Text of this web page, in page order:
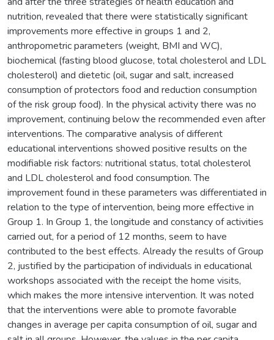
nutrition, revealed that there were statistically significant
improvements more effective in groups 1 and 2,
anthropometric parameters (weight, BMI and WC),
biochemical (fasting blood glucose, total cholesterol and LDL
cholesterol) and dietetic (oil, sugar and salt, increased
consumption of protectors food and reduction consumption
of the risk group food). In the physical activity there was no
improvement, continuing below the recommended even after
interventions. The comparative analysis of different
educational interventions showed positive results on the
modifiable risk factors: nutritional status, total cholesterol
and LDL cholesterol and food consumption. The
improvement found in these parameters was differentiated in
relation to the type of intervention, being more effective in
Group 1. In Group 1, the longitude and constancy of activities
carried out, for a period of 12 months, seem to have
contributed to the best effects. Already the results of Group
2, justified by the participation of individuals in educational
workshops associated with the receipt the home visits,
which makes the more intensive intervention. It was noted
that the interventions were able to promote favorable
changes in average per capita consumption of oil, sugar and